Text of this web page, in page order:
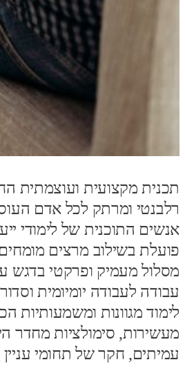
תכנית מקצועית ועוצמתית
רלבנטי ומרתק לכל אדם
אנשים התוכנית של לימודי
פועלת בשילוב מרצים
מסלול מעמיק ופרקטי בדגש
עבודה לעבודה יומיומית
לימוד מגוונות ומשמעותיות
מעשירות, סימולציות מחדר
עמיתים, חקר של תחומי עניין